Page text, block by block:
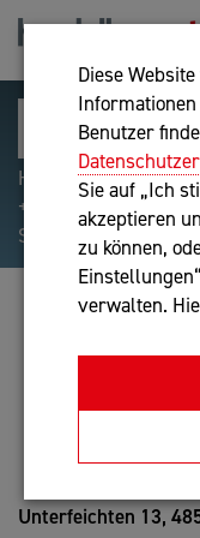
Diese
Benutzer
Sie auf „Ich
akzeptieren
zu können,
verwalten.
Hilfreiche
+webshop, Begriff
Suchbegriff:
Unterfeichten 13,